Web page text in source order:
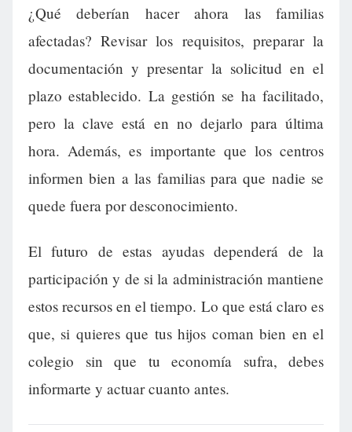
¿Qué deberían hacer ahora las familias
afectadas? Revisar los requisitos, preparar la
documentación y presentar la solicitud en el
plazo establecido. La gestión se ha facilitado,
pero la clave está en no dejarlo para última
hora. Además, es importante que los centros
informen bien a las familias para que nadie se
quede fuera por desconocimiento.
El futuro de estas ayudas dependerá de la
participación y de si la administración mantiene
estos recursos en el tiempo. Lo que está claro es
que, si quieres que tus hijos coman bien en el
colegio sin que tu economía sufra, debes
informarte y actuar cuanto antes.